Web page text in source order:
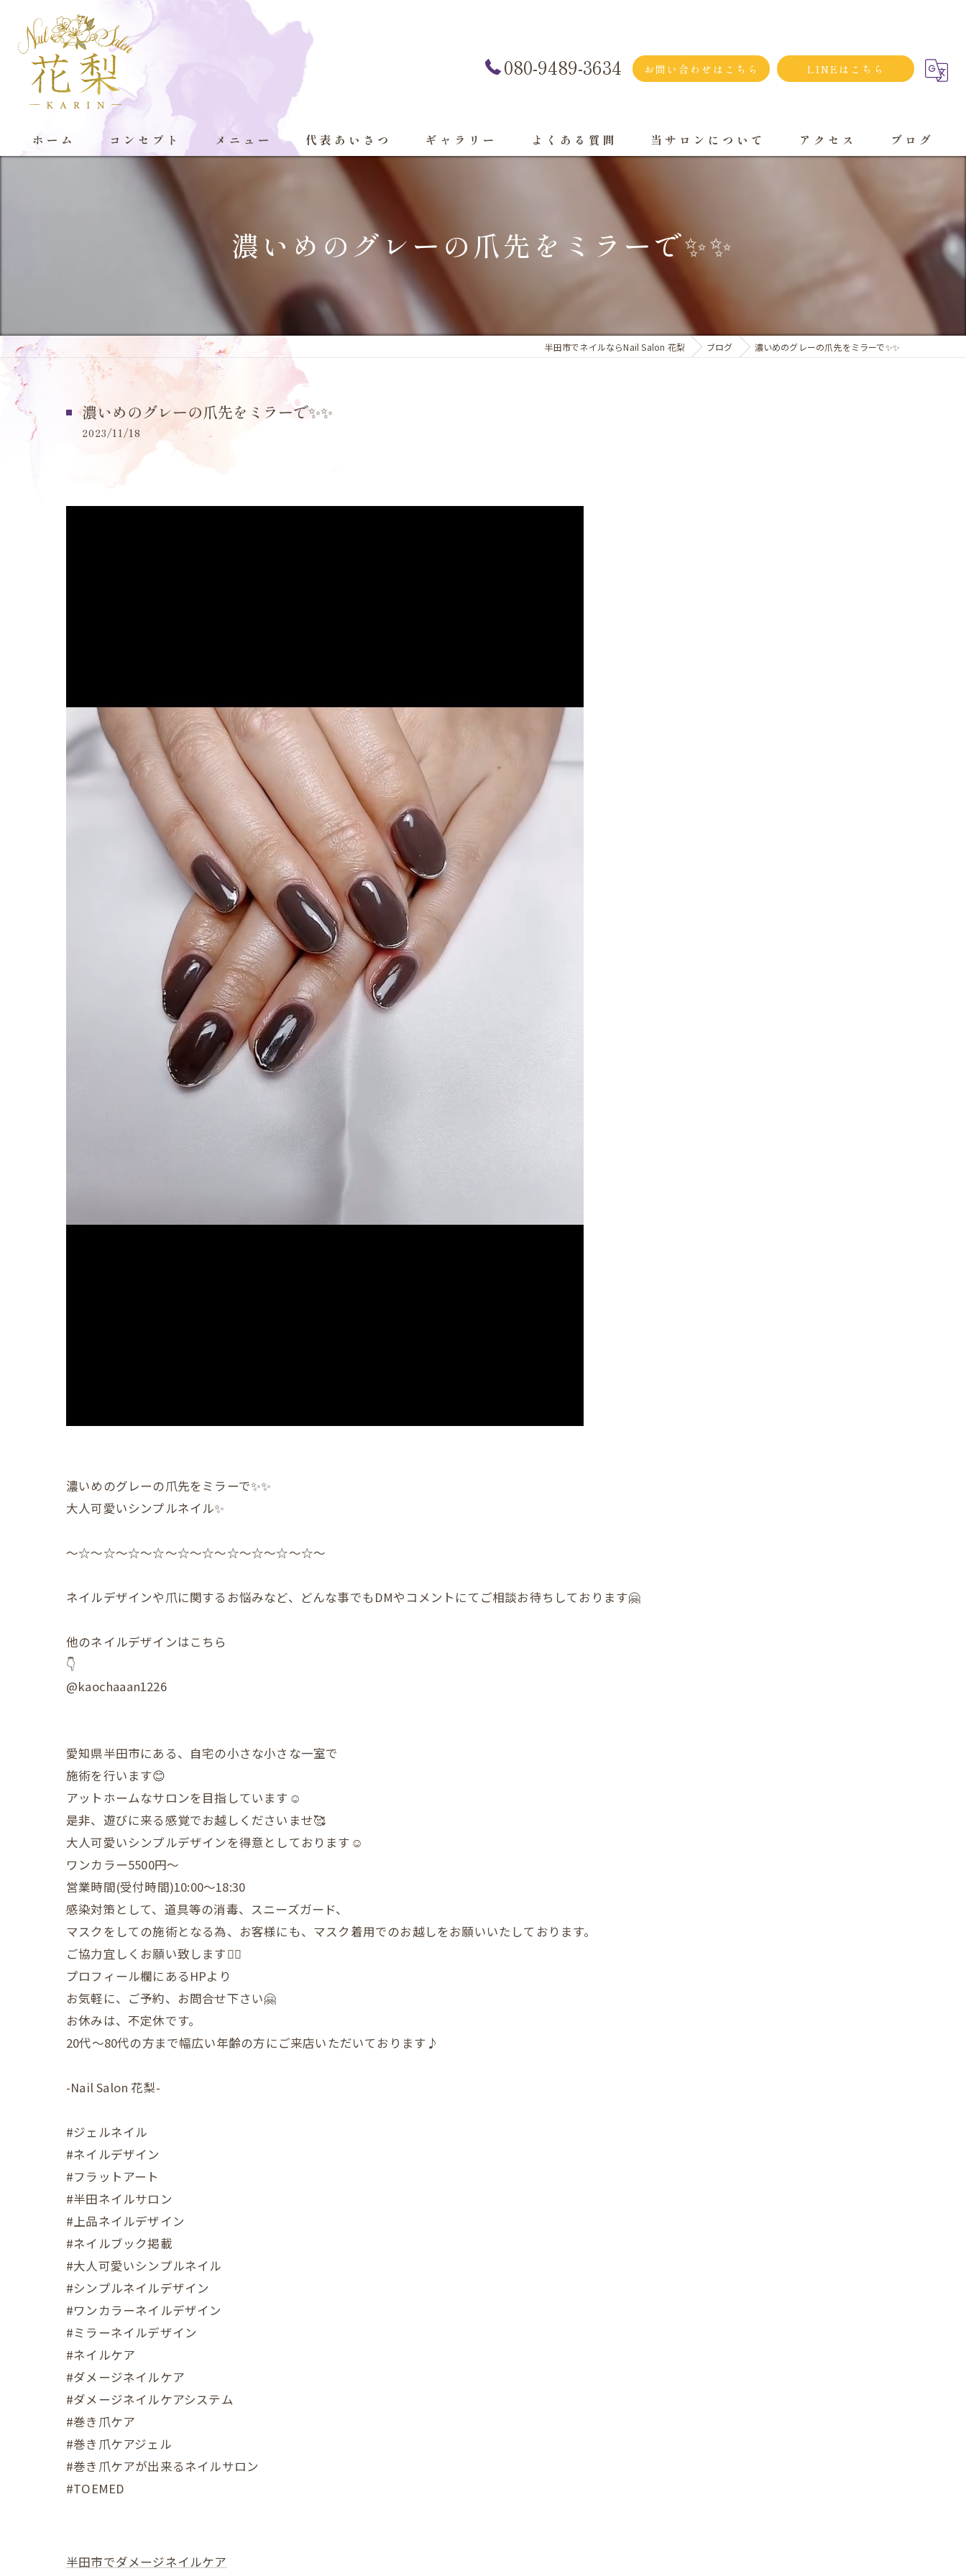
080-9489-3634 お問い合わせはこちら LINEはこちら
ホーム コンセプト メニュー 代表あいさつ ギャラリー よくある質問 当サロンについて
プライベートサロン
大人
持ち込み
アクセス ブログ
濃いめのグレーの爪先をミラーで✨✨
半田市でネイルならNail Salon 花梨 ブログ 濃いめのグレーの爪先をミラーで✨✨
濃いめのグレーの爪先をミラーで✨✨
2023/11/18
濃いめのグレーの爪先をミラーで✨✨
大人可愛いシンプルネイル✨️
〜☆〜☆〜☆〜☆〜☆〜☆〜☆〜☆〜☆〜☆〜
ネイルデザインや爪に関するお悩みなど、どんな事でもDMやコメントにてご相談お待ちしております🤗
他のネイルデザインはこちら
👇
@kaochaaan1226
愛知県半田市にある、自宅の小さな小さな一室で
施術を行います😊
アットホームなサロンを目指しています☺️
是非、遊びに来る感覚でお越しくださいませ🥰
大人可愛いシンプルデザインを得意としております☺️
ワンカラー5500円〜
営業時間(受付時間)10:00〜18:30
感染対策として、道具等の消毒、スニーズガード、
マスクをしての施術となる為、お客様にも、マスク着用でのお越しをお願いいたしております。
ご協力宜しくお願い致します🙇‍♀️
プロフィール欄にあるHPより
お気軽に、ご予約、お問合せ下さい🤗
お休みは、不定休です。
20代〜80代の方まで幅広い年齢の方にご来店いただいております♪
-Nail Salon 花梨-
#ジェルネイル
#ネイルデザイン
#フラットアート
#半田ネイルサロン
#上品ネイルデザイン
#ネイルブック掲載
#大人可愛いシンプルネイル
#シンプルネイルデザイン
#ワンカラーネイルデザイン
#ミラーネイルデザイン
#ネイルケア
#ダメージネイルケア
#ダメージネイルケアシステム
#巻き爪ケア
#巻き爪ケアジェル
#巻き爪ケアが出来るネイルサロン
#TOEMED
半田市でダメージネイルケア